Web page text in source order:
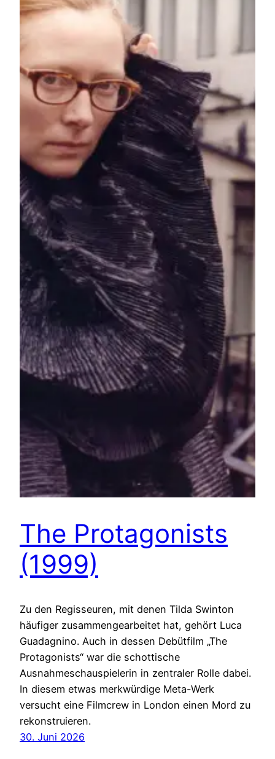
The Protagonists
(1999)
Zu den Regisseuren, mit denen Tilda Swinton
häufiger zusammengearbeitet hat, gehört Luca
Guadagnino. Auch in dessen Debütfilm „The
Protagonists“ war die schottische
Ausnahmeschauspielerin in zentraler Rolle dabei.
In diesem etwas merkwürdige Meta-Werk
versucht eine Filmcrew in London einen Mord zu
rekonstruieren.
30. Juni 2026